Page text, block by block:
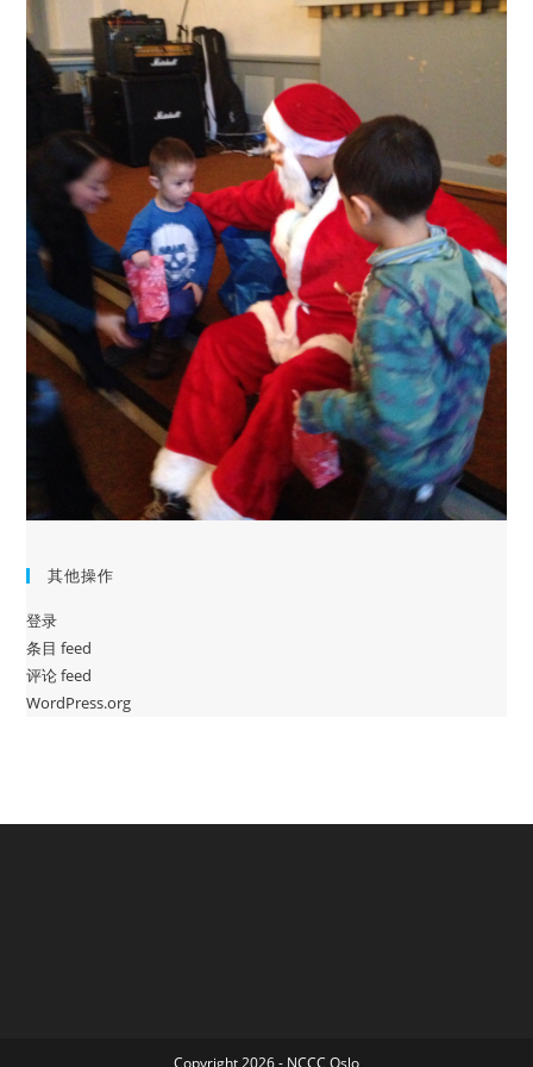
其他操作
登录
条目 feed
评论 feed
WordPress.org
Copyright 2026 - NCCC Oslo